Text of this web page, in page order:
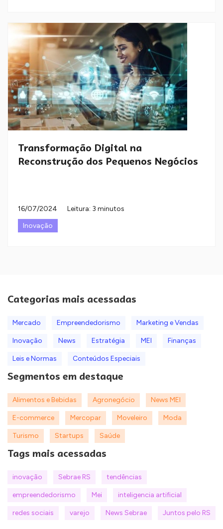
Transformação Digital na
Reconstrução dos Pequenos Negócios
16/07/2024
Leitura: 3 minutos
Inovação
Categorias mais acessadas
Mercado Empreendedorismo Marketing e Vendas
Inovação News Estratégia MEI Finanças
Leis e Normas Conteúdos Especiais
Segmentos em destaque
Alimentos e Bebidas Agronegócio News MEI
E-commerce Mercopar Moveleiro Moda
Turismo Startups Saúde
Tags mais acessadas
inovação Sebrae RS tendências
empreendedorismo Mei inteligencia artificial
redes sociais varejo News Sebrae Juntos pelo RS